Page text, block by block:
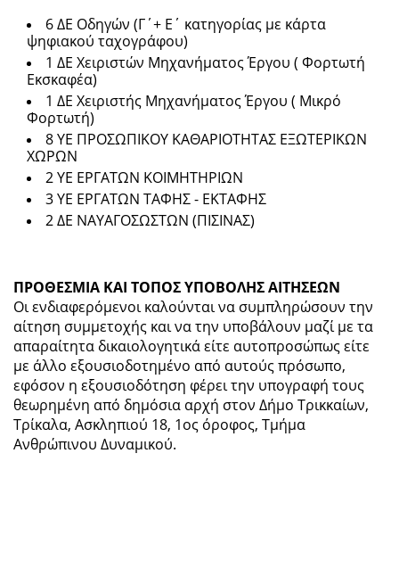
6 ΔΕ Οδηγών (Γ΄+ Ε΄ κατηγορίας με κάρτα
ψηφιακού ταχογράφου)
1 ΔΕ Χειριστών Μηχανήματος Έργου ( Φορτωτή
Εκσκαφέα)
1 ΔΕ Χειριστής Μηχανήματος Έργου ( Μικρό
Φορτωτή)
8 ΥΕ ΠΡΟΣΩΠΙΚΟΥ ΚΑΘΑΡΙΟΤΗΤΑΣ ΕΞΩΤΕΡΙΚΩΝ
ΧΩΡΩΝ
2 ΥΕ ΕΡΓΑΤΩΝ ΚΟΙΜΗΤΗΡΙΩΝ
3 ΥΕ ΕΡΓΑΤΩΝ ΤΑΦΗΣ - ΕΚΤΑΦΗΣ
2 ΔΕ ΝΑΥΑΓΟΣΩΣΤΩΝ (ΠΙΣΙΝΑΣ)
ΠΡΟΘΕΣΜΙΑ ΚΑΙ ΤΟΠΟΣ ΥΠΟΒΟΛΗΣ ΑΙΤΗΣΕΩΝ
Οι ενδιαφερόμενοι καλούνται να συμπληρώσουν την
αίτηση συμμετοχής και να την υποβάλουν μαζί με τα
απαραίτητα δικαιολογητικά είτε αυτοπροσώπως είτε
με άλλο εξουσιοδοτημένο από αυτούς πρόσωπο,
εφόσον η εξουσιοδότηση φέρει την υπογραφή τους
θεωρημένη από δημόσια αρχή στον Δήμο Τρικκαίων,
Τρίκαλα, Ασκληπιού 18, 1ος όροφος, Τμήμα
Ανθρώπινου Δυναμικού.